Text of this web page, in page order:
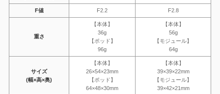
F値 F2.2 F2.8
重さ
【本体】
36g
【ポッド】
96g
【本体】
56g
【モジュール】
64g
サイズ
(幅×高×奥)
【本体】
26×54×23mm
【ポッド】
64×48×30mm
【本体】
39×39×22mm
【モジュール】
39×42×21mm